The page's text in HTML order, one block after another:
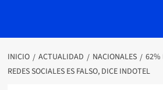
INICIO ACTUALIDAD NACIONALES
62%
REDES SOCIALES ES FALSO, DICE INDOTEL